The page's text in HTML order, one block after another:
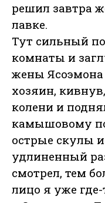
решил завтра
лавке.
Тут сильный
комнаты и
жены
хозяин,
колени и
камышовому
острые скулы
удлиненный
смотрел, тем
лицо я уже где-